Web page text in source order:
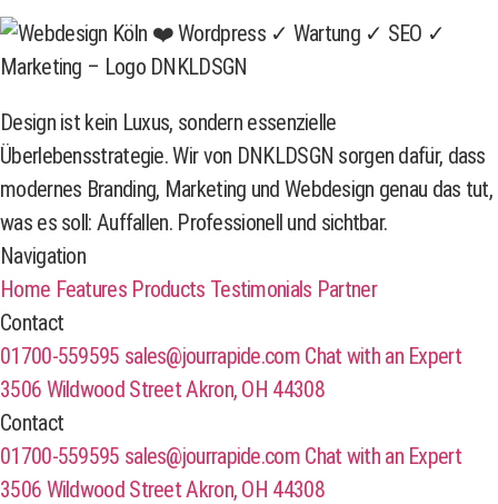
Design ist kein Luxus, sondern essenzielle
Überlebensstrategie. Wir von DNKLDSGN sorgen dafür, dass
modernes Branding, Marketing und Webdesign genau das tut,
was es soll: Auffallen. Professionell und sichtbar.
Navigation
Home Features Products Testimonials Partner
Contact
01700-559595 sales@jourrapide.com Chat with an Expert
3506 Wildwood Street Akron, OH 44308
Contact
01700-559595 sales@jourrapide.com Chat with an Expert
3506 Wildwood Street Akron, OH 44308